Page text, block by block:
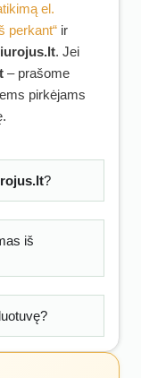
el.
perkant“ ir
. Jei
– prašome
pirkėjams
?
iš